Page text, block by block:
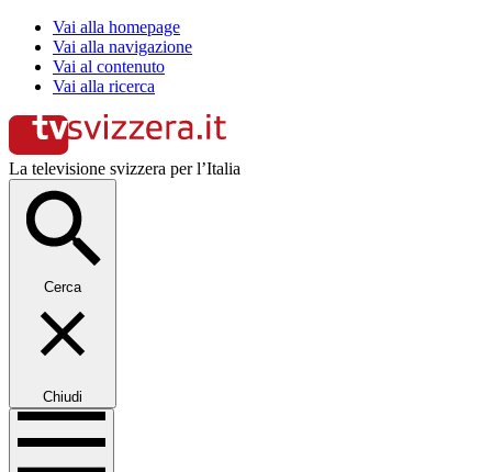
Vai alla homepage
Vai alla navigazione
Vai al contenuto
Vai alla ricerca
La televisione svizzera per l’Italia
Cerca
Chiudi